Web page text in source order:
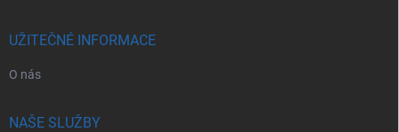
UŽITEČNÉ INFORMACE
O nás
NAŠE SLUŽBY